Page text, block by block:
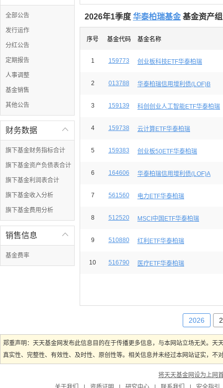
全部公告
发行运作
分红公告
定期报告
人事调整
基金销售
其他公告

财务数据
旗下基金财务指标合计
旗下基金资产负债表合计
旗下基金利润表合计
旗下基金收入分析
旗下基金费用分析

销售信息
基金费率
2026年1季度 华泰柏瑞基金 基金资产
序号 基金代码 基金名称
1 159773 创业板科技ETF华泰柏瑞
2 013788 华泰柏瑞信用增利债(LOF)B
3 159139 科创创业人工智能ETF华泰柏瑞
4 159738 云计算ETF华泰柏瑞
5 159383 创业板50ETF华泰柏瑞
6 164606 华泰柏瑞信用增利债(LOF)A
7 561560 电力ETF华泰柏瑞
8 512520 MSCI中国ETF华泰柏瑞
9 510880 红利ETF华泰柏瑞
10 516790 医疗ETF华泰柏瑞
2026
郑重声明：天天基金网发布此信息目的在于传播更多信息，与本网站立场无关。
真实性、完整性、有效性、及时性、原创性等。相关信息并未经过本网站证实，
将天天基金网设为上网